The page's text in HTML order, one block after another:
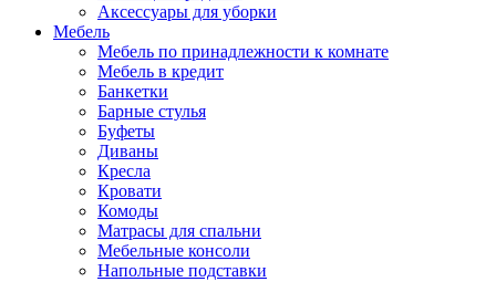
Аксессуары для уборки
Мебель
Мебель по принадлежности к комнате
Мебель в кредит
Банкетки
Барные стулья
Буфеты
Диваны
Кресла
Кровати
Комоды
Матрасы для спальни
Мебельные консоли
Напольные подставки